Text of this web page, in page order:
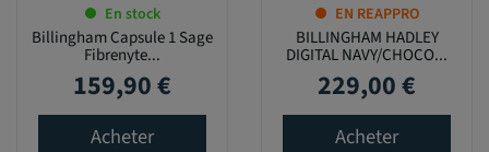
En stock
Billingham Capsule 1 Sage
Fibrenyte...
Prix
159,90 €
Acheter
EN REAPPRO
BILLINGHAM HADLEY
DIGITAL NAVY/CHOCO...
Prix
229,00 €
Acheter